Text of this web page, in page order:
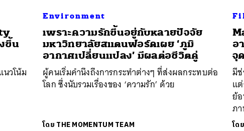
ขึ้น
วโน้ม
Environment
เพราะความรักขึ้นอยู่กับหลายปัจจัย
มหาวิทยาลัยสแตนฟอร์ดเผย ‘ภูมิ
อากาศเปลี่ยนแปลง’ มีผลต่อชีวิตคู่
ผู้คนเริ่มคำนึงถึงการกระทำต่างๆ ที่ส่งผลกระทบต่อ
โลก ซึ่งนับรวมเรื่องของ ‘ความรัก’ ด้วย
โดย THE MOMENTUM TEAM
อ
จุ
มี
แ
ย้
ภ
โดย